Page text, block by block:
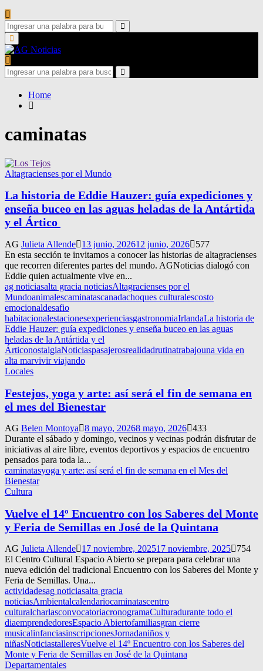
Search
for:
Search
Primary
Menu
Search
for:
Search
Home
caminatas
Altagracienses por el Mundo
La historia de Eddie Hauzer: guía expediciones y
enseña buceo en las aguas heladas de la Antártida
y el Ártico
AG Julieta Allende 13 junio, 202612 junio, 2026
577
En esta sección te invitamos a conocer las historias de altagracienses
que recorren diferentes partes del mundo. AGNoticias dialogó con
Eddie quien actualmente vive en...
ag noticiasalta gracia noticiasAltagracienses por el
Mundoanimalescaminatascanadachoques culturalescosto
emocionaldesafio
habitacionalestacionesexperienciasgastronomiaIrlandaLa historia de
Eddie Hauzer: guía expediciones y enseña buceo en las aguas
heladas de la Antártida y el
ÁrticonostalgiaNoticiaspasajerosrealidadrutinatrabajouna vida en
alta marvivir viajando
Locales
Festejos, yoga y arte: así será el fin de semana en
el mes del Bienestar
AG Belen Montoya 8 mayo, 20268 mayo, 2026 433
Durante el sábado y domingo, vecinos y vecinas podrán disfrutar de
iniciativas al aire libre, eventos deportivos y espacios de encuentro
pensados para toda la...
caminatasyoga y arte: así será el fin de semana en el Mes del
Bienestar
Cultura
Vuelve el 14º Encuentro con los Saberes del Monte
y Feria de Semillas en José de la Quintana
AG Julieta Allende 17 noviembre, 202517 noviembre, 2025
754
El Centro Cultural Espacio Abierto se prepara para celebrar una
nueva edición del tradicional Encuentro con los Saberes del Monte y
Feria de Semillas. Una...
actividadesag noticiasalta gracia
noticiasAmbientalcalendariocaminatascentro
culturalcharlasconvocatoriacronogramaCulturadurante todo el
diaemprendedoresEspacio Abiertofamiliasgran cierre
musicalinfanciasinscripcionesJornadaniños y
niñasNoticiastalleresVuelve el 14º Encuentro con los Saberes del
Monte y Feria de Semillas en José de la Quintana
Departamentales